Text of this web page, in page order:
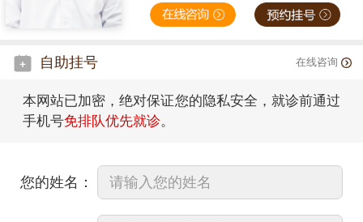
自助挂号 在线咨询
本网站已加密，绝对保证您的隐私安全，就诊前通过
手机号免排队优先就诊。
您的姓名：